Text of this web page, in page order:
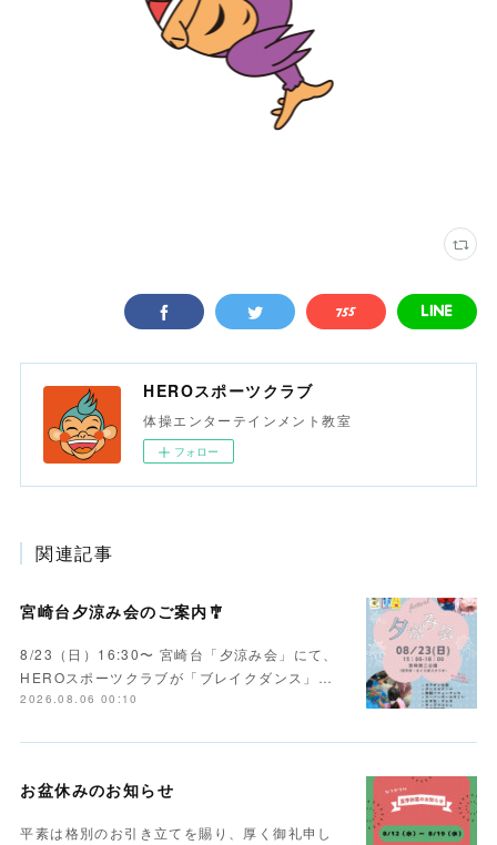
HEROスポーツクラブ
体操エンターテインメント教室
フォロー
関連記事
宮崎台夕涼み会のご案内🎐
8/23（日）16:30〜 宮崎台「夕涼み会」にて、
HEROスポーツクラブが「ブレイクダンス」…
2026.08.06 00:10
お盆休みのお知らせ
平素は格別のお引き立てを賜り、厚く御礼申し